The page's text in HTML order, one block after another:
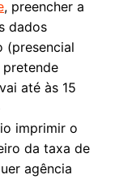
, preencher a
dados
(presencial
até às 15
imprimir o
da taxa de
agência